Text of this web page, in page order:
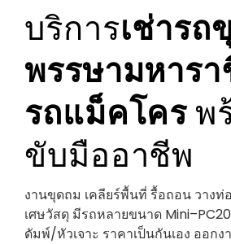
บริการเช่าร
พรรษามหาร
รถแม็คโครพ
ขับมืออาชีพ
งานขุดถม เคลียร์พื้นที่ รื้อถอน วาง
เศษวัสดุ มีรถหลายขนาด
ดัมพ์/หัวเจาะ ราคาเป็นกันเอง ออกง